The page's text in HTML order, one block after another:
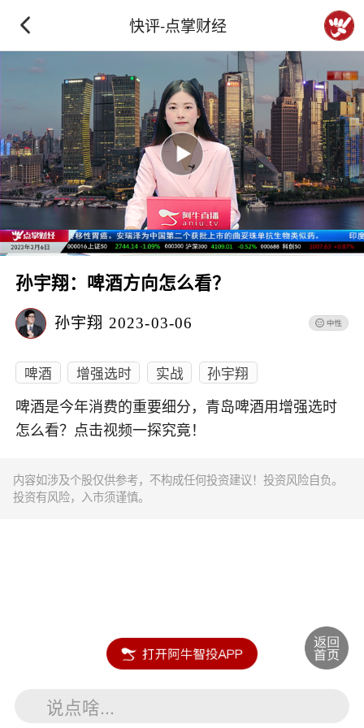
快评-点掌财经
孙宇翔：啤酒方向怎么看？
孙宇翔 2023-03-06
啤酒 增强选时 实战 孙宇翔
啤酒是今年消费的重要细分，青岛啤酒用增强选时
怎么看？点击视频一探究竟！
内容如涉及个股仅供参考，不构成任何投资建议！投资风险自负。
投资有风险，入市须谨慎。
说点啥...